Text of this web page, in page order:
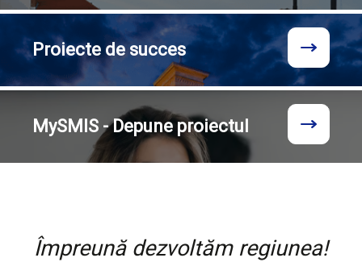
Proiecte de succes
MySMIS - Depune proiectul
Împreună dezvoltăm regiunea!